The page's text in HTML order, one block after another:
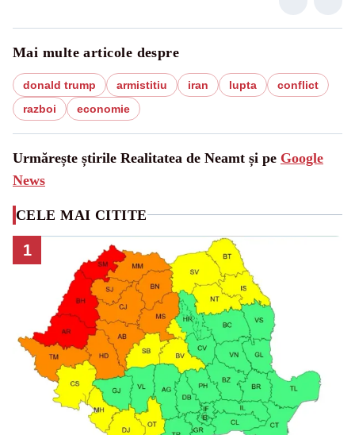
Mai multe articole despre
donald trump armistitiu iran lupta
conflict
razboi
economie
Urmărește știrile Realitatea de Neamt și pe Google
News
CELE MAI CITITE
1